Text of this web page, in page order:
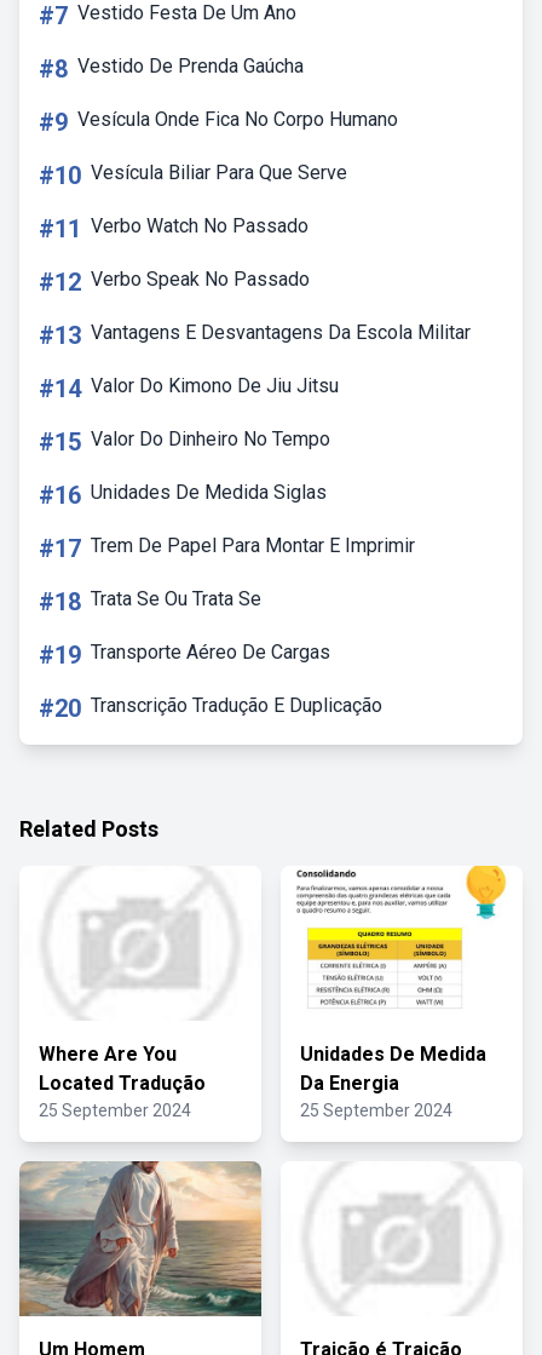
#7 Vestido Festa De Um Ano
#8 Vestido De Prenda Gaúcha
#9 Vesícula Onde Fica No Corpo Humano
#10 Vesícula Biliar Para Que Serve
#11 Verbo Watch No Passado
#12 Verbo Speak No Passado
#13 Vantagens E Desvantagens Da Escola Militar
#14 Valor Do Kimono De Jiu Jitsu
#15 Valor Do Dinheiro No Tempo
#16 Unidades De Medida Siglas
#17 Trem De Papel Para Montar E Imprimir
#18 Trata Se Ou Trata Se
#19 Transporte Aéreo De Cargas
#20 Transcrição Tradução E Duplicação
Related Posts
Where Are You
Located Tradução
25 September 2024
Unidades De Medida
Da Energia
25 September 2024
Um Homem Traição é Traição